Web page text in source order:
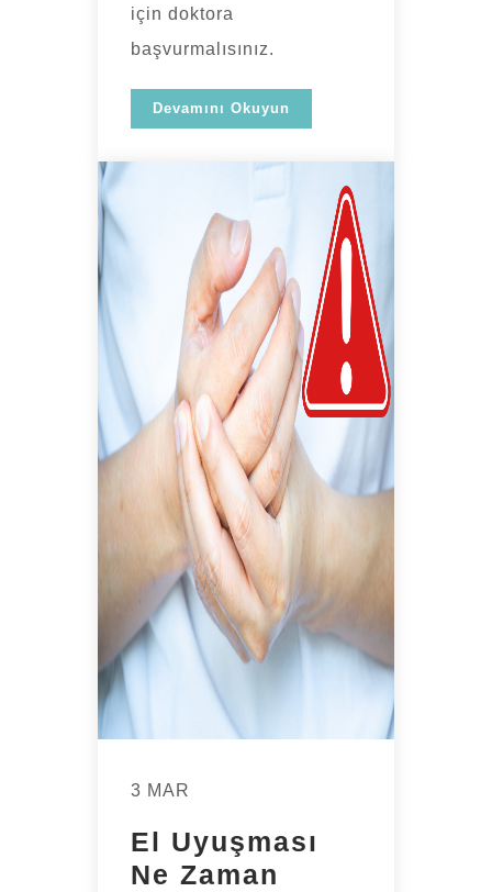
için doktora
başvurmalısınız.
Devamını Okuyun
3 MAR
El Uyuşması
Ne Zaman